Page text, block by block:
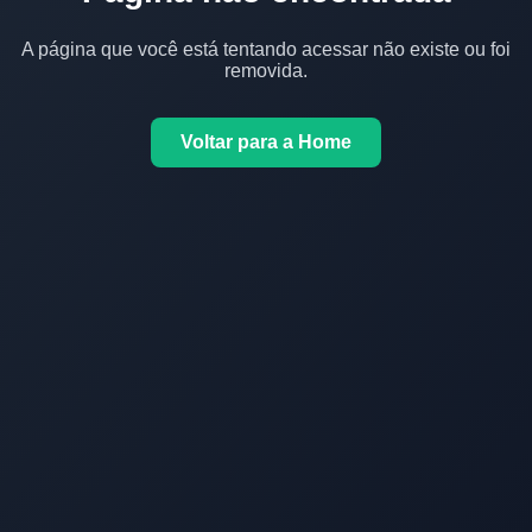
A página que você está tentando acessar não existe ou foi
removida.
Voltar para a Home